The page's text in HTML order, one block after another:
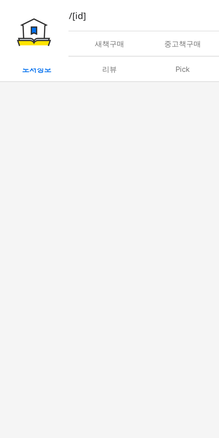
book/rent/[id]
대여 새책구매 중고책구매
도서정보 리뷰 Pick